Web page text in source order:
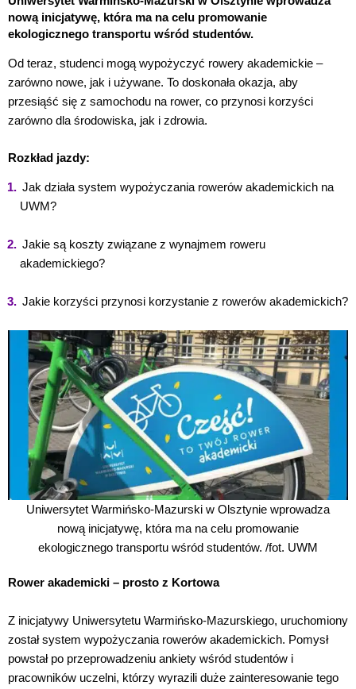
nową inicjatywę, która ma na celu promowanie
ekologicznego transportu wśród studentów.
Od teraz, studenci mogą wypożyczyć rowery akademickie –
zarówno nowe, jak i używane. To doskonała okazja, aby
przesiąść się z samochodu na rower, co przynosi korzyści
zarówno dla środowiska, jak i zdrowia.
Rozkład jazdy:
Jak działa system wypożyczania rowerów akademickich na
UWM?
Jakie są koszty związane z wynajmem roweru
akademickiego?
Jakie korzyści przynosi korzystanie z rowerów akademickich?
Uniwersytet Warmińsko-Mazurski w Olsztynie wprowadza
nową inicjatywę, która ma na celu promowanie
ekologicznego transportu wśród studentów. /fot. UWM
Rower akademicki – prosto z Kortowa
Z inicjatywy Uniwersytetu Warmińsko-Mazurskiego, uruchomiony
został system wypożyczania rowerów akademickich. Pomysł
powstał po przeprowadzeniu ankiety wśród studentów i
pracowników uczelni, którzy wyrazili duże zainteresowanie tego